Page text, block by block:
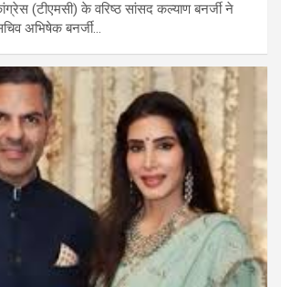
(टीएमसी) के वरिष्ठ सांसद कल्याण बनर्जी ने
अभिषेक बनर्जी…